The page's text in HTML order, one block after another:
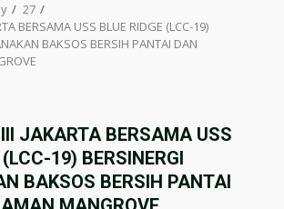
27
BERSAMA USS BLUE RIDGE (LCC-19)
BAKSOS BERSIH PANTAI DAN
JAKARTA BERSAMA USS
19) BERSINERGI
BAKSOS BERSIH PANTAI